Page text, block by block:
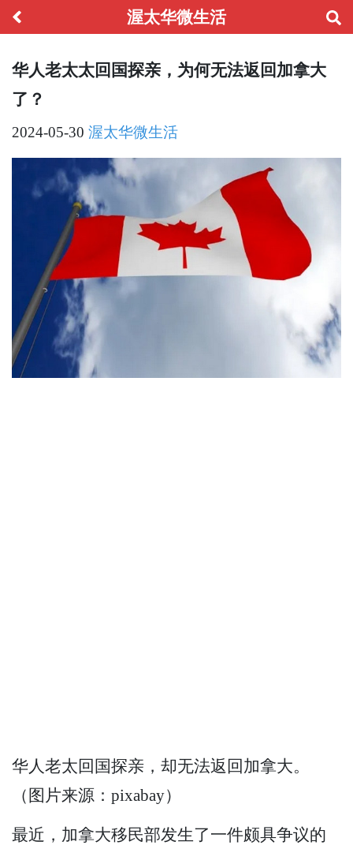
渥太华微生活
华人老太太回国探亲，为何无法返回加拿大
了？
2024-05-30 渥太华微生活
华人老太回国探亲，却无法返回加拿大。
（图片来源：pixabay）
最近，加拿大移民部发生了一件颇具争议的